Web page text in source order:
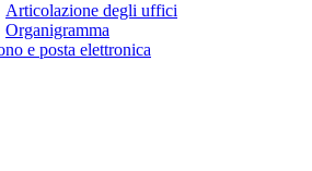
Articolazione degli uffici
Organigramma
e posta elettronica